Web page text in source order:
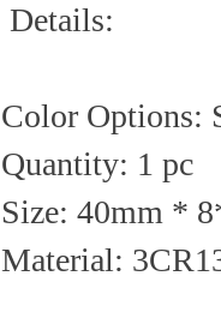
Details:
Color Options:
Quantity: 1 pc
Size: 40mm *
Material: